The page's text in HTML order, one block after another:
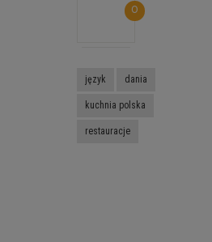
0
język dania
kuchnia polska
restauracje